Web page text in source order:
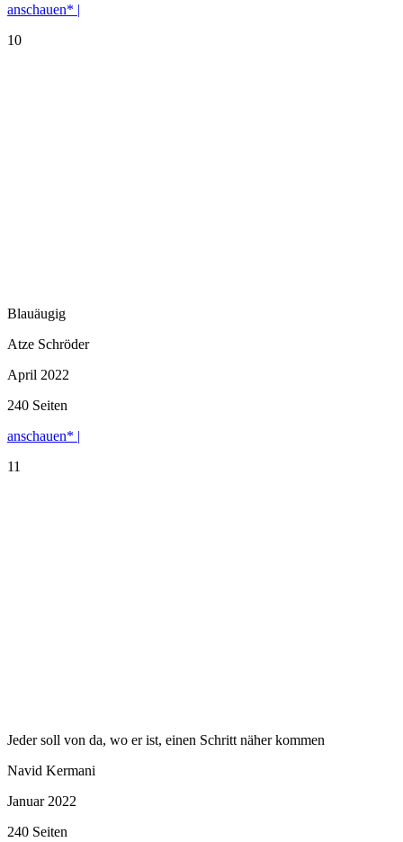
anschauen* |
10
Blauäugig
Atze Schröder
April 2022
240 Seiten
anschauen* |
11
Jeder soll von da, wo er ist, einen Schritt näher kommen
Navid Kermani
Januar 2022
240 Seiten